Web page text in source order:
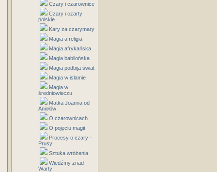
Czary i czarownice
Czary i czarty
polskie
Kary za czarymary
Magia a religia
Magia afrykańska
Magia babilońska
Magia podbija świat
Magia w islamie
Magia w
średniowieczu
Matka Joanna od
Aniołów
O czarownicach
O pojęciu magii
Procesy o czary -
Prusy
Sztuka wróżenia
Wiedźmy znad
Warty